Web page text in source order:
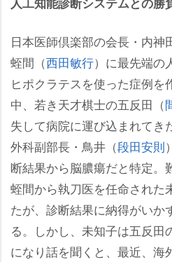
日本医師倶楽部の会長・内神
蛭間（西田敏行）に最先端の
ヒポクラテスを使った症例を
中、若き天才棋士の五反田（
失して病院に運び込まれてき
外科副部長・鳥井（段田安則
断結果から脳膿瘍だと特定。
蛭間から執刀医を任命された
たが、診断結果に納得がいか
る。しかし、未知子は五反田
になり話を聞くと、最近、海